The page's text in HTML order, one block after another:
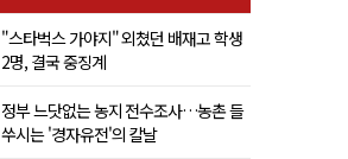
"스타벅스 가야지" 외쳤던 배재고 학생
2명, 결국 중징계
정부 느닷없는 농지 전수조사…농촌 들
쑤시는 '경자유전'의 칼날